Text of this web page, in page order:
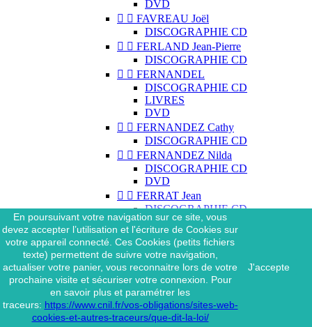
DVD
  FAVREAU Joël
DISCOGRAPHIE CD
  FERLAND Jean-Pierre
DISCOGRAPHIE CD
  FERNANDEL
DISCOGRAPHIE CD
LIVRES
DVD
  FERNANDEZ Cathy
DISCOGRAPHIE CD
  FERNANDEZ Nilda
DISCOGRAPHIE CD
DVD
  FERRAT Jean
DISCOGRAPHIE CD
DISCOGRAPHIE 45 TOURS
DISCOGRAPHIE 33 TOURS
DVD
MAGAZINE
  FERRAT Jean & SES
INTERPRÈTES
DISCOGRAPHIE CD
  FERRÉ Léo
En poursuivant votre navigation sur ce site, vous
devez accepter l’utilisation et l'écriture de Cookies sur
votre appareil connecté. Ces Cookies (petits fichiers
texte) permettent de suivre votre navigation,
actualiser votre panier, vous reconnaitre lors de votre
prochaine visite et sécuriser votre connexion. Pour
en savoir plus et paramétrer les
traceurs: https://www.cnil.fr/vos-obligations/sites-web-
cookies-et-autres-traceurs/que-dit-la-loi/
J'accepte